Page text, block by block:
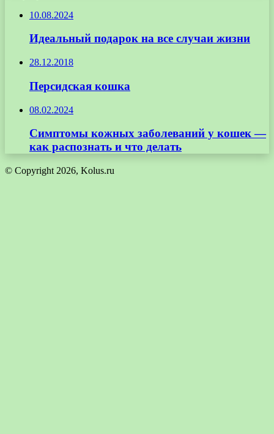
10.08.2024
Идеальный подарок на все случаи жизни
28.12.2018
Персидская кошка
08.02.2024
Симптомы кожных заболеваний у кошек —
как распознать и что делать
© Copyright 2026, Kolus.ru